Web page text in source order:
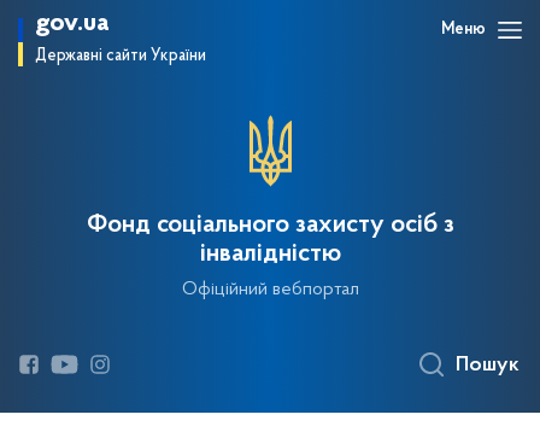
gov.ua
Державні сайти України
Меню
Фонд соціального захисту осіб з
інвалідністю
Офіційний вебпортал
Пошук